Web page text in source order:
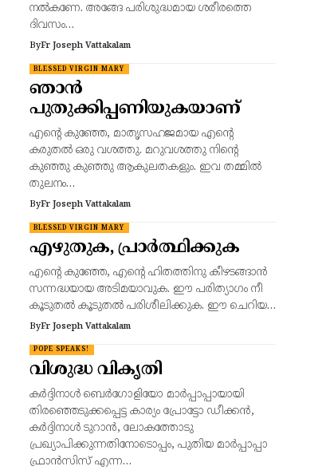
നൽകണേ. അങ്ങേ പരിശുദ്ധമായ ശരീരത്തെ
ദിവസം…
ByFr Joseph Vattakalam
BLESSED VIRGIN MARY
ഞാൻ
പുതുക്കിപ്പണിയുകയാണ്
എന്റെ കുഞ്ഞേ, മാതൃസഹജമായ എന്റെ
കരുതൽ ഒരു വശത്തു. മറുവശത്തു നിന്റെ
കുഞ്ഞു കുഞ്ഞു ആകുലതകളും. ഇവ തമ്മിൽ
തുലനം…
ByFr Joseph Vattakalam
BLESSED VIRGIN MARY
എഴുതുക, പ്രാർത്ഥിക്കുക
എന്റെ കുഞ്ഞേ, എന്റെ ഹിതത്തിനു കീഴടങ്ങാൻ
സന്നദ്ധയായ അടിമയാവുക. ഈ പരിത്യാഗം നീ
കൂടുതൽ കൂടുതൽ പരിശീലിക്കുക. ഈ ചെറിയ…
ByFr Joseph Vattakalam
POPE SPEAKS!
വിശുദ്ധ വികൃതി
കർദ്ദിനാൾ ബെർഗോളിയോ മാർപ്പാപ്പായായി
തിരഞ്ഞെടുക്കപ്പെട്ട കാര്യം പ്രോട്ടോ ഡീക്കൻ,
കർദ്ദിനാൾ ടുറാൻ, ലോകത്തോടു
പ്രഖ്യാപിക്കുന്നതിനോടൊപ്പം, പുതിയ മാർപ്പാപ്പാ
ഫ്രാൻസിസ് എന്ന…